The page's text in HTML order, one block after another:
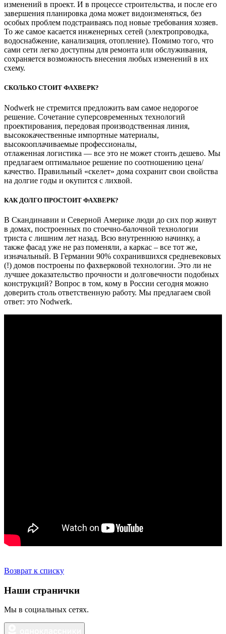
изменений в проект. И в процессе строительства, и после его
завершения планировка дома может видоизменяться, без
особых проблем подстраиваясь под новые требования хозяев.
То же самое касается инженерных сетей (электропроводка,
водоснабжение, канализация, отопление). Помимо того, что
сами сети легко доступны для ремонта или обслуживания,
сохраняется возможность внесения любых изменений в их
схему.
СКОЛЬКО СТОИТ ФАХВЕРК?
Nodwerk не стремится предложить вам самое недорогое
решение. Сочетание суперсовременных технологий
проектирования, передовая производственная линия,
высококачественные импортные материалы,
высокооплачиваемые профессионалы,
отлаженная логистика — все это не может стоить дешево. Мы
предлагаем оптимальное решение по соотношению цена/
качество. Правильный «скелет» дома сохранит свои свойства
на долгие годы и окупится с лихвой.
КАК ДОЛГО ПРОСТОИТ ФАХВЕРК?
В Скандинавии и Северной Америке люди до сих пор живут
в домах, построенных по стоечно-балочной технологии
триста с лишним лет назад. Всю внутреннюю начинку, а
также фасад уже не раз поменяли, а каркас – все тот же,
изначальный. В Германии 90% сохранившихся средневековых
(!) домов построены по фахверковой технологии. Это ли не
лучшее доказательство прочности и долговечности подобных
конструкций? Вопрос в том, кому в России сегодня можно
доверить столь ответственную работу. Мы предлагаем свой
ответ: это Nodwerk.
Возврат к списку
Наши странички
Мы в социальных сетях.